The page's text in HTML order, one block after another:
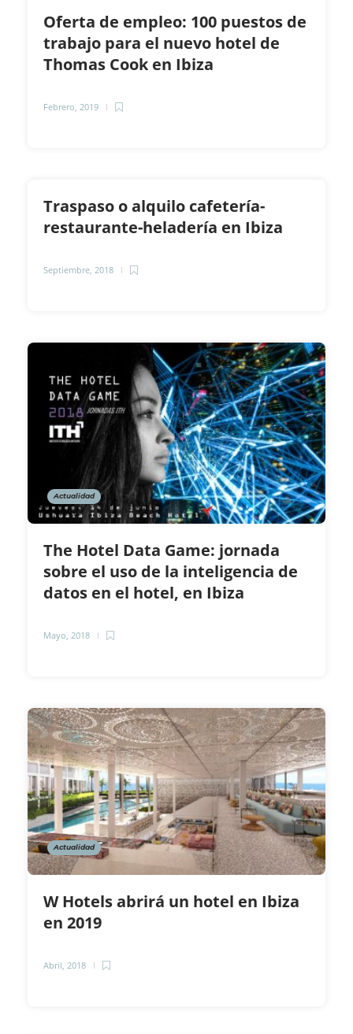
Oferta de empleo: 100 puestos de
trabajo para el nuevo hotel de
Thomas Cook en Ibiza
Febrero, 2019
Traspaso o alquilo cafetería-
restaurante-heladería en Ibiza
Septiembre, 2018
Actualidad
The Hotel Data Game: jornada
sobre el uso de la inteligencia de
datos en el hotel, en Ibiza
Mayo, 2018
Actualidad
W Hotels abrirá un hotel en Ibiza
en 2019
Abril, 2018